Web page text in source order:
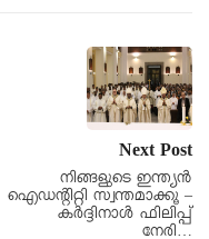
Next Post
നിങ്ങളുടെ ഇന്ത്യന്‍
ഐഡന്റിറ്റി സ്വന്തമാക്കൂ –
കര്‍ദ്ദിനാള്‍ ഫിലിപ്പ്
നേരി…